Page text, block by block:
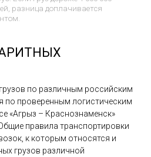
разница доплачивается
по различным российским
по проверенным логистическим
«Агрыз – Краснознаменск»
правила транспортировки
к которым относятся и
грузов различной